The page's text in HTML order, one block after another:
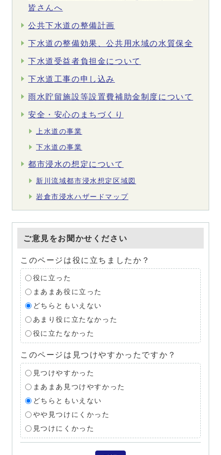
皆さんへ
公共下水道の整備計画
下水道の整備効果、公共用水域の水質保全
下水道受益者負担金について
下水道工事の申し込み
雨水貯留施設等設置費補助金制度について
安全・安心のまちづくり
上水道の事業
下水道の事業
都市浸水の想定について
新川流域都市浸水想定区域図
岩倉市浸水ハザードマップ
ご意見をお聞かせください
このページは役に立ちましたか？
役に立った
まあまあ役に立った
どちらともいえない
あまり役に立たなかった
役に立たなかった
このページは見つけやすかったですか？
見つけやすかった
まあまあ見つけやすかった
どちらともいえない
やや見つけにくかった
見つけにくかった